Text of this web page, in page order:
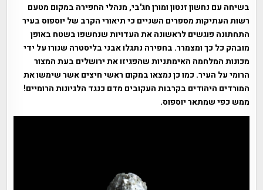
בשיחה עם נחשון זנטון ומורן חג'בי, מנהלי החפירה במקום מטעם
רשות העתיקות מספרים השניים כי תיאורי הקרב של יוספוס בעיר
התחתונה פוגשים לראשונה את העדויות שנחשפו בשטח באופן
מובהק כל כך ומצמרר. בחפירה נתגלו אבני בליסטרה שנורו על ידי
מכונות המלחמה האימתניות שהפגיזו את ירושלים בעת המצור
הרומי על העיר. כמו כן נמצאו במקום ראשי חיצים אשר שימשו את
המורדים היהודים בקרבות העקובים מדם כנגד הלגיונות הרומיים!
ממש כפי שמתאר יוספוס.